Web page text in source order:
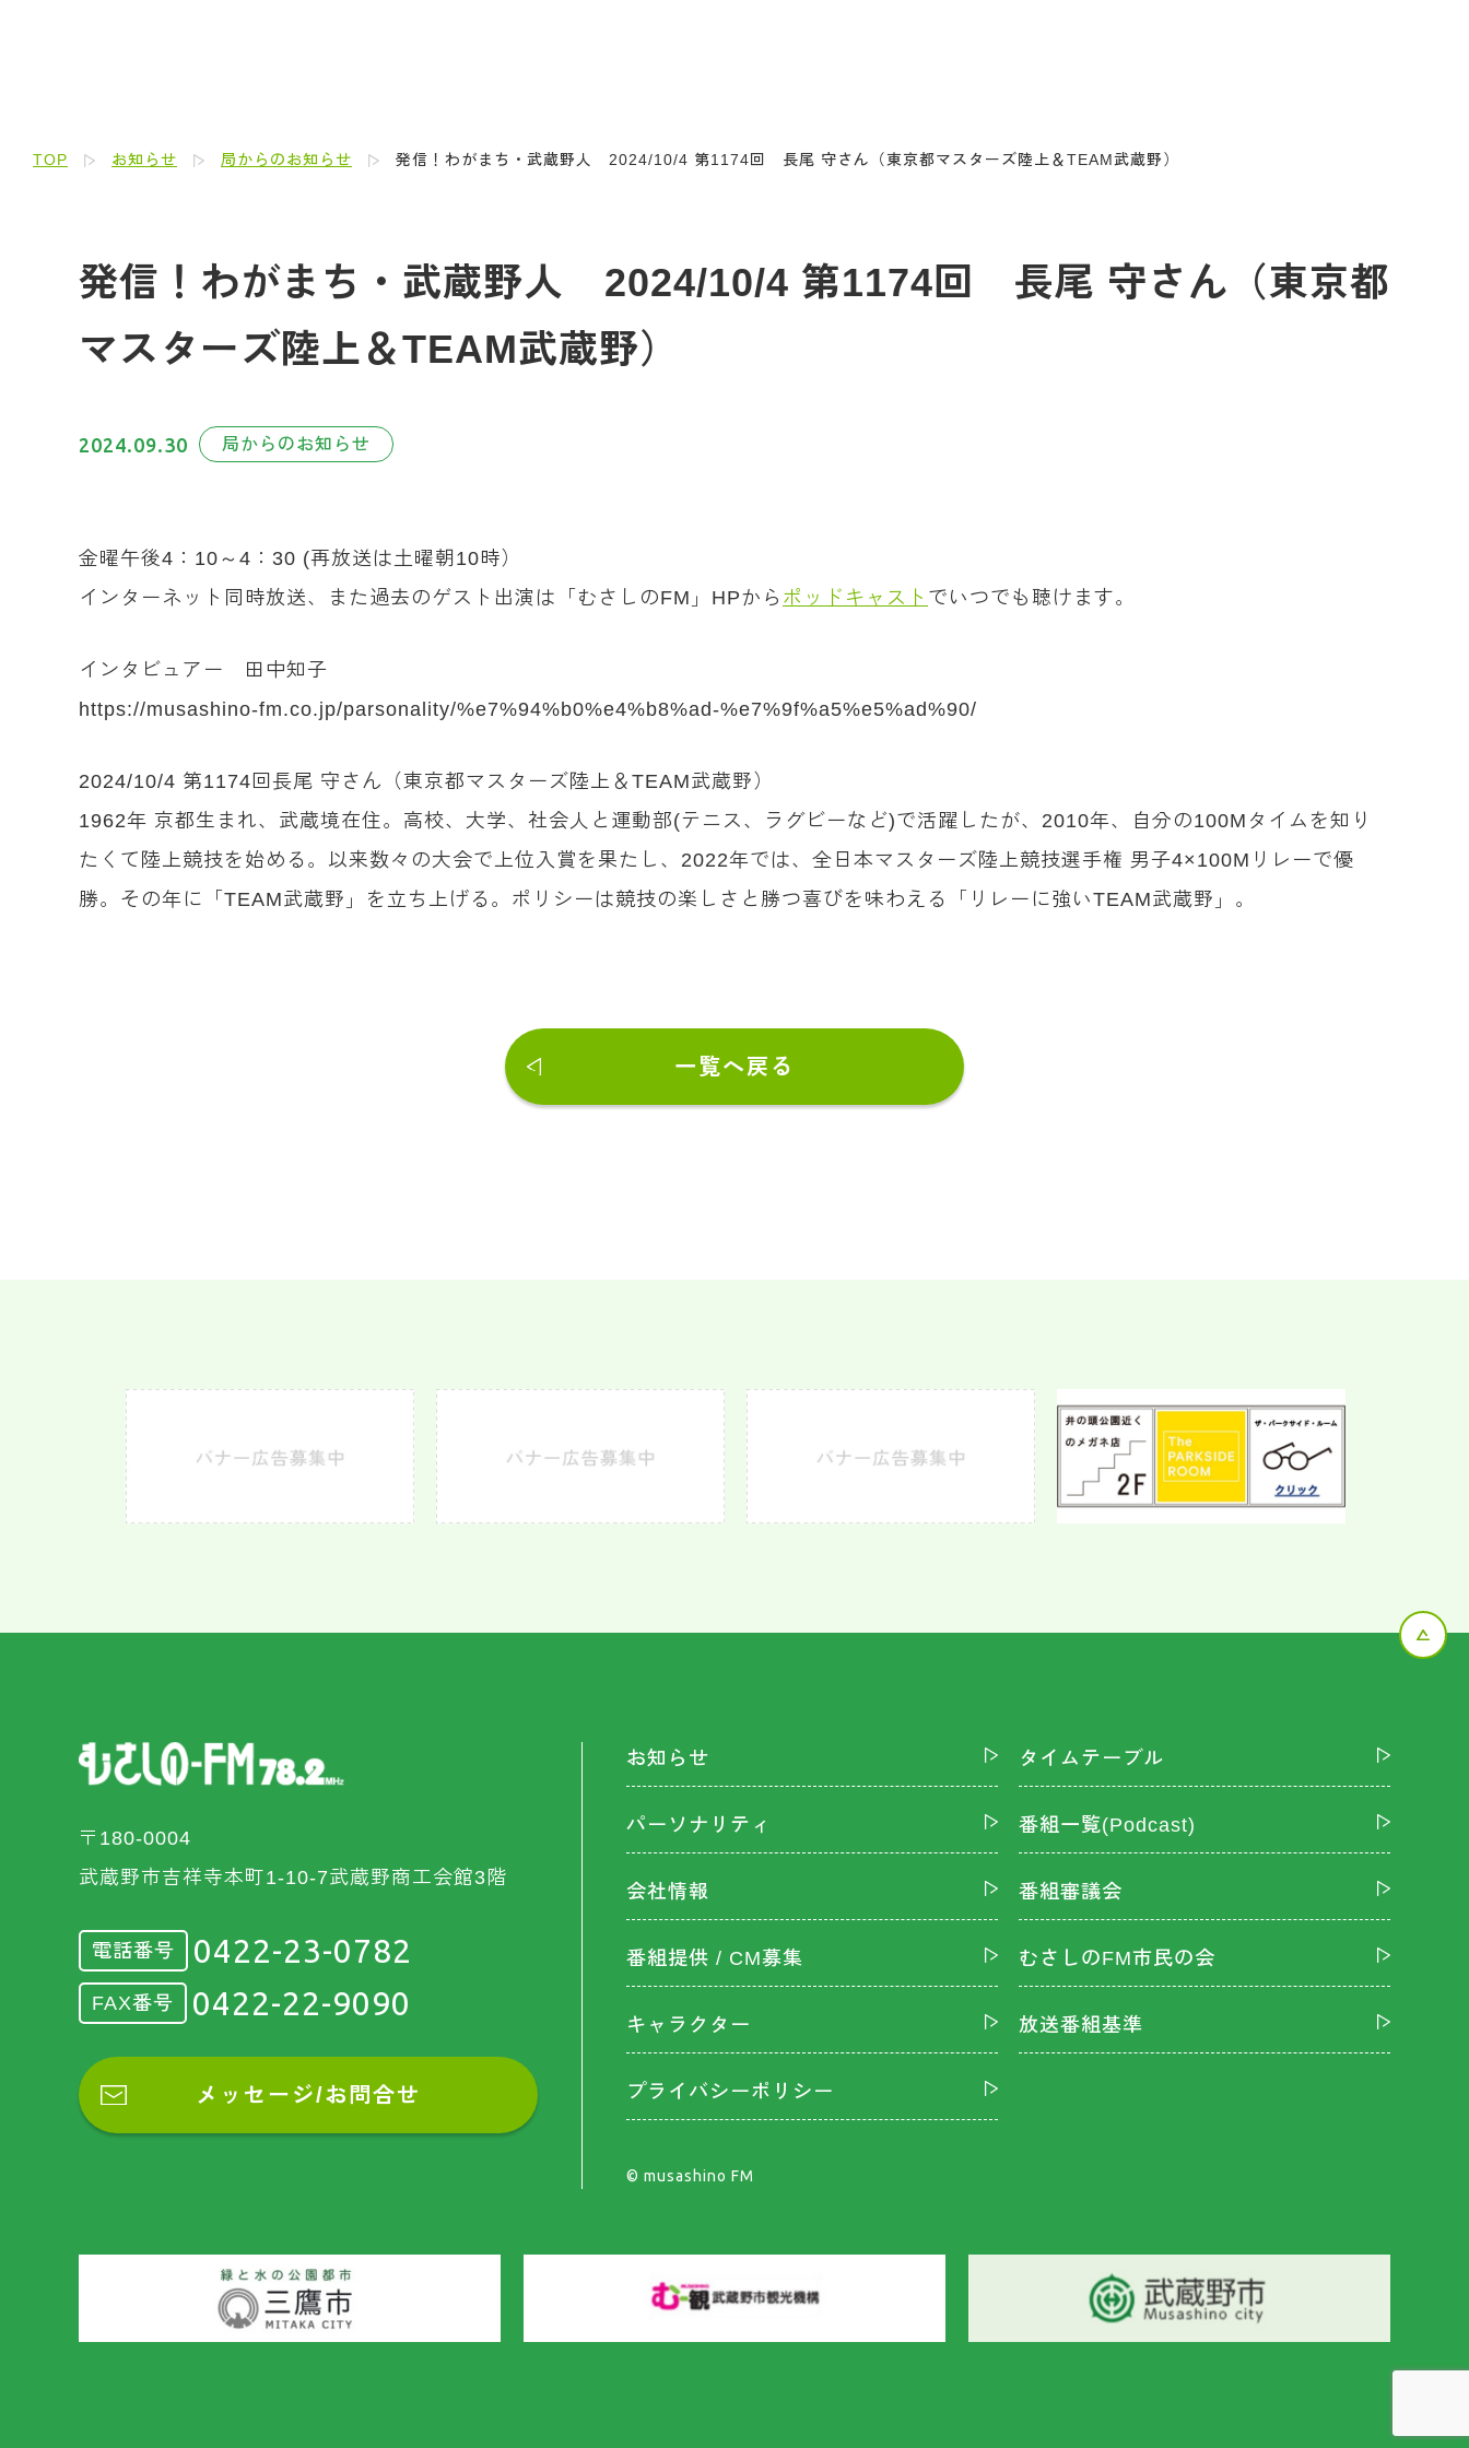
TOP お知らせ 局からのお知らせ 発信！わがまち・武蔵野人 2024/10/4 第1174回 長尾 守さん（東京都マスターズ陸上＆TEAM武蔵野）
発信！わがまち・武蔵野人 2024/10/4 第1174回 長尾 守さん（東京都
マスターズ陸上＆TEAM武蔵野）
2024.09.30 局からのお知らせ
金曜午後4：10～4：30 (再放送は土曜朝10時）
インターネット同時放送、また過去のゲスト出演は「むさしのFM」HPから ポッドキャスト でいつでも聴けます。
インタビュアー 田中知子
https://musashino-fm.co.jp/parsonality/%e7%94%b0%e4%b8%ad-%e7%9f%a5%e5%ad%90/
2024/10/4 第1174回長尾 守さん（東京都マスターズ陸上＆TEAM武蔵野）
1962年 京都生まれ、武蔵境在住。高校、大学、社会人と運動部(テニス、ラグビーなど)で活躍したが、2010年、自分の100Mタイムを知り
たくて陸上競技を始める。以来数々の大会で上位入賞を果たし、2022年では、全日本マスターズ陸上競技選手権 男子4×100Mリレーで優
勝。その年に「TEAM武蔵野」を立ち上げる。ポリシーは競技の楽しさと勝つ喜びを味わえる「リレーに強いTEAM武蔵野」。
一覧へ戻る
〒180-0004
武蔵野市吉祥寺本町1-10-7武蔵野商工会館3階
電話番号 0422-23-0782
FAX番号 0422-22-9090
メッセージ/お問合せ
お知らせ タイムテーブル
パーソナリティ 番組一覧(Podcast)
会社情報 番組審議会
番組提供 / CM募集 むさしのFM市民の会
キャラクター 放送番組基準
プライバシーポリシー
©︎ musashino FM